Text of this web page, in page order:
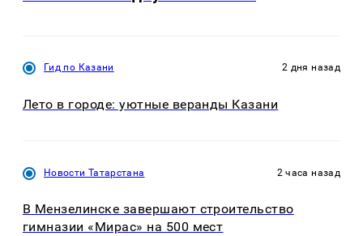
Гид по Казани 2 дня назад
Лето в городе: уютные веранды Казани
Новости Татарстана 2 часа назад
В Мензелинске завершают строительство
гимназии «Мирас» на 500 мест